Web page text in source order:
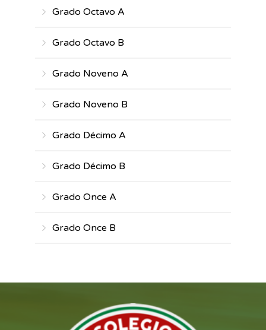
Grado Octavo A
Grado Octavo B
Grado Noveno A
Grado Noveno B
Grado Décimo A
Grado Décimo B
Grado Once A
Grado Once B